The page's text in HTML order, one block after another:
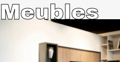
Meubles